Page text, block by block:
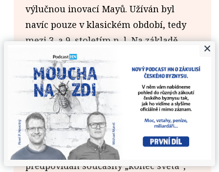
výlučnou inovací Mayů. Užíván byl
navíc pouze v klasickém období, tedy
mezi 3. a 9. stoletím n. l. Na základě
porovnání mayských dat, která se
spolehlivě týkají identifikovatelných
astronomických jevů, například
zatmění Měsíce či Slunce, byl jako
výchozí bod dlouhého počtu stanoven
11. srpen 3114 před n.l. Právě na základě
tohoto lineárního kalendáře je
předpovídán současný „konec světa“,
×